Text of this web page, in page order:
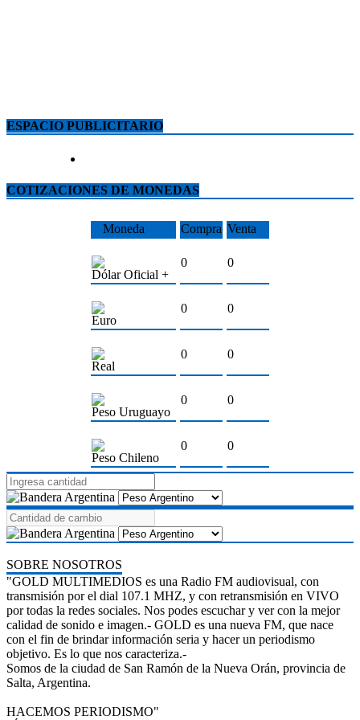
ESPACIO PUBLICITARIO
COTIZACIONES DE MONEDAS
Moneda Compra Venta
Dólar Oficial +
0 0
Euro
0 0
Real
0 0
Peso Uruguayo
0 0
Peso Chileno
0 0
SOBRE NOSOTROS
"GOLD MULTIMEDIOS es una Radio FM audiovisual, con
transmisión por el dial 107.1 MHZ, y con retransmisión en VIVO
por todas la redes sociales. Nos podes escuchar y ver con la mejor
calidad de sonido e imagen.- GOLD es una nueva FM, que nace
con el fin de brindar información seria y hacer un periodismo
objetivo. Es lo que nos caracteriza.-
Somos de la ciudad de San Ramón de la Nueva Orán, provincia de
Salta, Argentina.
HACEMOS PERIODISMO"